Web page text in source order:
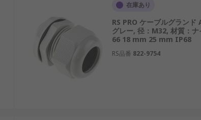
や水回りの環境で使用され、雨水や湿気からケーブル
アルミニウム製で、耐久性が高く、産業用機械や電力
：ナイロンやポリアミド素材を使用し、軽量で取り
スクがある環境で使用され、国内の化学プラントやエ
ケーブルをまとめて導入できる構造で、配電盤や制御
在庫あり
RS PRO ケーブルグランド
グレー, 径：M32, 材質：ナ
66 18 mm 25 mm IP68
RS品番 822-9754